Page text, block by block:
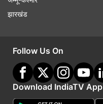
झारखंड
Follow Us On
Download IndiaTV App